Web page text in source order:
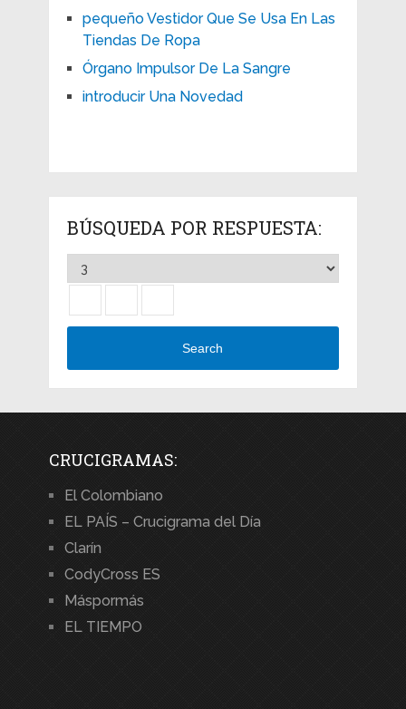
pequeño Vestidor Que Se Usa En Las
Tiendas De Ropa
Órgano Impulsor De La Sangre
introducir Una Novedad
BÚSQUEDA POR RESPUESTA:
Search
CRUCIGRAMAS:
El Colombiano
EL PAÍS – Crucigrama del Día
Clarín
CodyCross ES
Máspormás
EL TIEMPO